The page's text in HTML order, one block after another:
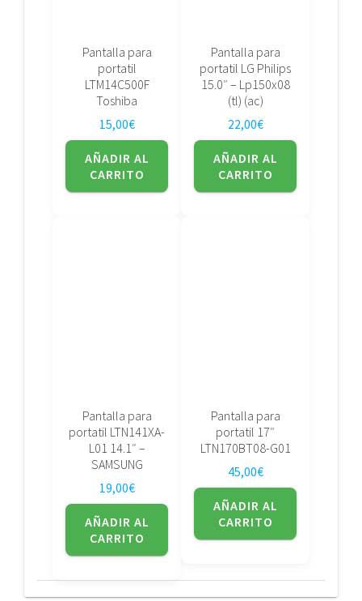
Pantalla para
portatil
LTM14C500F
Toshiba
15,00€
AÑADIR AL
CARRITO
Pantalla para
portatil LG Philips
15.0″ – Lp150x08
(tl) (ac)
22,00€
AÑADIR AL
CARRITO
Pantalla para
portatil LTN141XA-
L01 14.1″ –
SAMSUNG
19,00€
AÑADIR AL
CARRITO
Pantalla para
portatil 17″
LTN170BT08-G01
45,00€
AÑADIR AL
CARRITO